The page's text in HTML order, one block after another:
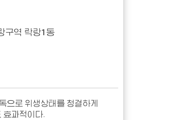
구역 락랑1동
으로 위생상태를 청결하게
효과적이다.